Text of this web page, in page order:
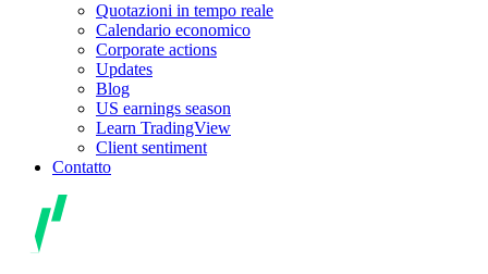
Quotazioni in tempo reale
Calendario economico
Corporate actions
Updates
Blog
US earnings season
Learn TradingView
Client sentiment
Contatto